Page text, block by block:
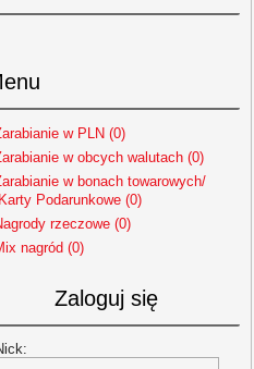
w PLN (0)
w obcych walutach (0)
w bonach towarowych/
Karty Podarunkowe (0)
rzeczowe (0)
nagród (0)
Zaloguj się